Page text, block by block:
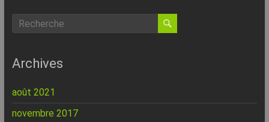
Archives
août 2021
novembre 2017